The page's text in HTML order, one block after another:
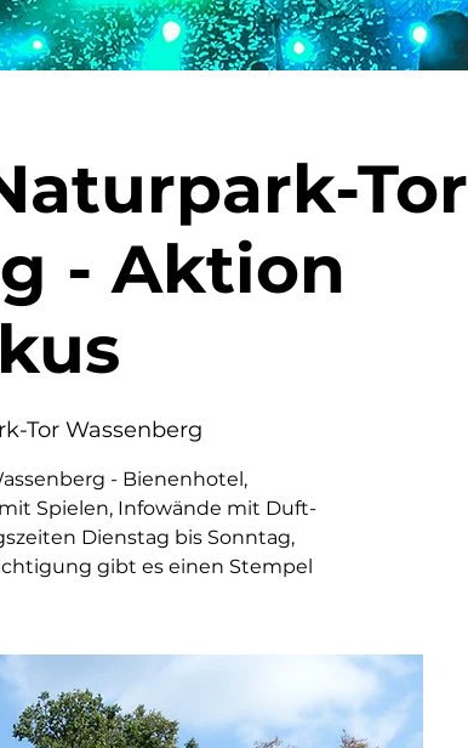
Tor
- Aktion
Tor Wassenberg
- Bienenhotel,
Spielen, Infowände mit Duft-
Dienstag bis Sonntag,
gibt es einen Stempel